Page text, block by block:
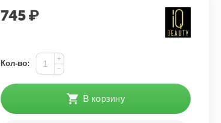
745 ₽
Кол-во:
+
−
В корзину